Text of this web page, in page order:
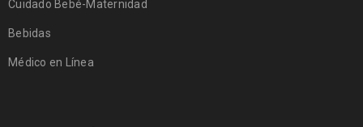
Cuidado Bebé-Maternidad
Bebidas
Médico en Línea